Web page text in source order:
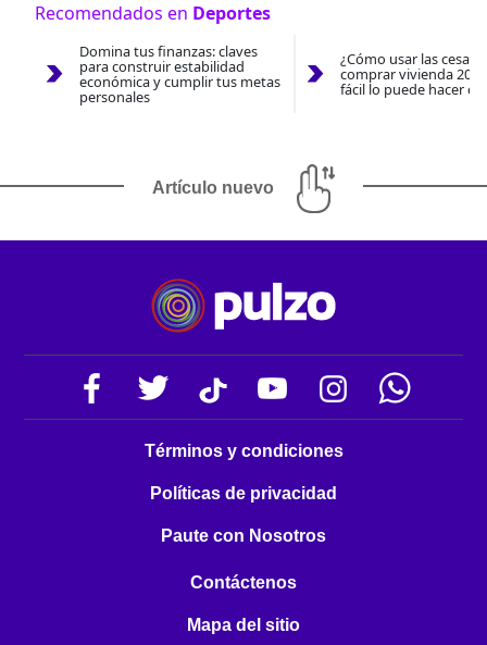
Recomendados en Deportes
Domina tus finanzas: claves
para construir estabilidad
económica y cumplir tus metas
personales
¿Cómo usar las
comprar vivienda
fácil lo puede hacer
Artículo nuevo
Términos y condiciones
Políticas de privacidad
Paute con Nosotros
Contáctenos
Mapa del sitio